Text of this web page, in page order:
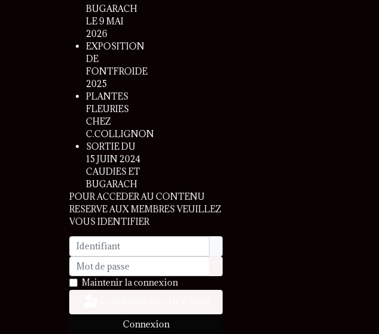
BUGARACH
LE 9 MAI
2026
EXPOSITION
DE
FONTFROIDE
2025
PLANTES
FLEURIES
CHEZ
C.COLLIGNON
SORTIE DU
15 JUIN 2024
CAUDIES ET
BUGARACH
POUR ACCEDER AU CONTENU
RESERVE AUX MEMBRES VEUILLEZ
VOUS IDENTIFIER
Identifiant
Mot de passe
Afficher le mot de passe
Maintenir la connexion
Connexion